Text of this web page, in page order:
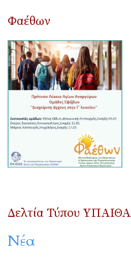
Φαέθων
Δελτία Τύπου ΥΠΑΙΘΑ
Νέα